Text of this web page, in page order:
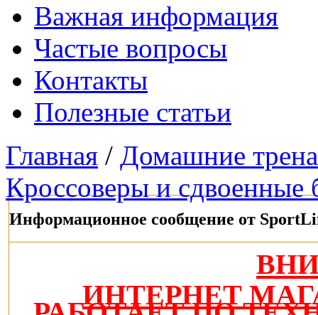
Важная информация
Частые вопросы
Контакты
Полезные статьи
Главная / Домашние
Кроссоверы и сдвоенные
Информационное сообщение от
ИНТЕРНЕТ